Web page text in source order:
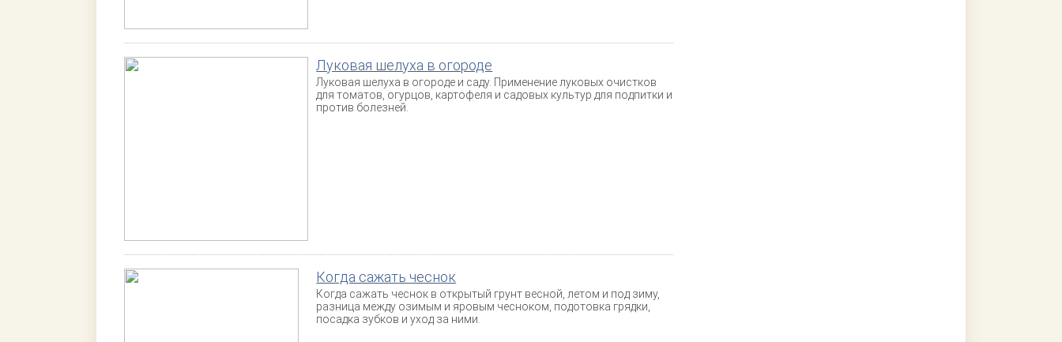
Луковая шелуха в огороде
Луковая шелуха в огороде и саду. Применение луковых очистков
для томатов, огурцов, картофеля и садовых культур для подпитки и
против болезней.
Когда сажать чеснок
Когда сажать чеснок в открытый грунт весной, летом и под зиму,
разница между озимым и яровым чесноком, подотовка грядки,
посадка зубков и уход за ними.